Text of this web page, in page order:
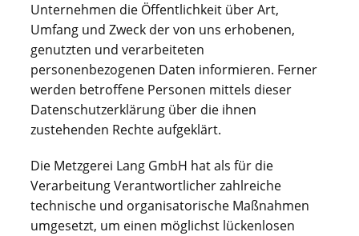
Unternehmen die Öffentlichkeit über Art,
Umfang und Zweck der von uns erhobenen,
genutzten und verarbeiteten
personenbezogenen Daten informieren. Ferner
werden betroffene Personen mittels dieser
Datenschutzerklärung über die ihnen
zustehenden Rechte aufgeklärt.
Die Metzgerei Lang GmbH hat als für die
Verarbeitung Verantwortlicher zahlreiche
technische und organisatorische Maßnahmen
umgesetzt, um einen möglichst lückenlosen